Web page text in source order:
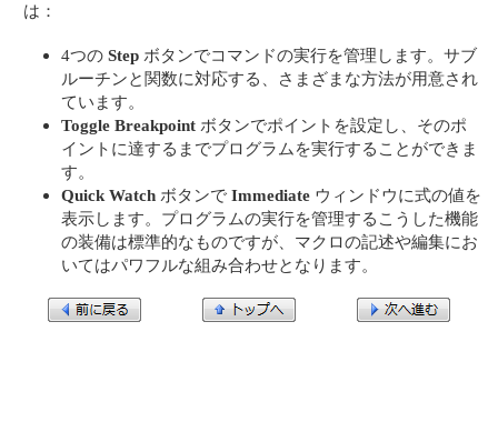
は：
4つの Step ボタンでコマンドの実行を管理します。サブ
ルーチンと関数に対応する、さまざまな方法が用意され
ています。
Toggle Breakpoint ボタンでポイントを設定し、そのポ
イントに達するまでプログラムを実行することができま
す。
Quick Watch ボタンで Immediate ウィンドウに式の値を
表示します。プログラムの実行を管理するこうした機能
の装備は標準的なものですが、マクロの記述や編集にお
いてはパワフルな組み合わせとなります。